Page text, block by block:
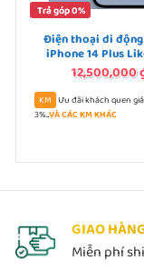
Trả góp 0%
Điện thoại di
iPhone 14 Plus
12,500,000
Ưu đãi khách quen
3%...VÀ CÁC KM KHÁC
GIAO
Miễn phí